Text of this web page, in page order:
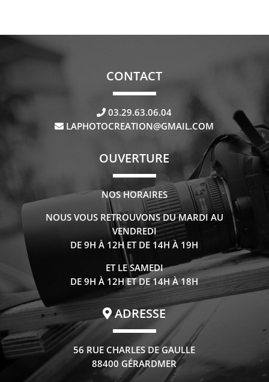
CONTACT
03.29.63.06.04
LAPHOTOCREATION@GMAIL.COM
OUVERTURE
NOS HORAIRES
NOUS VOUS RETROUVONS DU MARDI AU
VENDREDI
DE 9H À 12H ET DE 14H À 19H
ET LE SAMEDI
DE 9H À 12H ET DE 14H À 18H
ADRESSE
56 RUE CHARLES DE GAULLE
88400 GÉRARDMER